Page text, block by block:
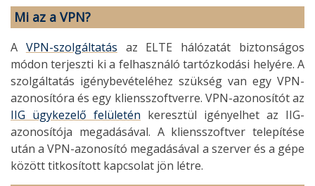
Mi az a VPN?
A VPN-szolgáltatás az ELTE hálózatát biztonságos
módon terjeszti ki a felhasználó tartózkodási helyére. A
szolgáltatás igénybevételéhez szükség van egy VPN-
azonosítóra és egy kliensszoftverre. VPN-azonosítót az
IIG ügykezelő felületén keresztül igényelhet az IIG-
azonosítója megadásával. A kliensszoftver telepítése
után a VPN-azonosító megadásával a szerver és a gépe
között titkosított kapcsolat jön létre.